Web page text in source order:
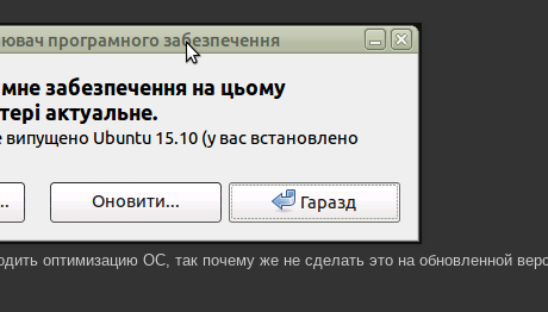
оптимизацию ОС, так почему же не сделать это на обновленной